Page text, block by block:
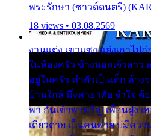
พระรักษา (ซาวด์ดนตรี)
18 views • 03.08.2569
งานแต่ง เขาแซง แย่งเอาไ
ในห้องครัว ข้างนอกเจ้าสาว
อยู่ในครัว ทำตัวเป็นเด็ก ล้าง
บ้านใกล้ พึ่งพาอาศัย จำใจ ต้
พา กันเข้าพาขวัญ เพื่อนฝูง เ
เดียวดาย เป็นคนพ่าย บ่มีควา